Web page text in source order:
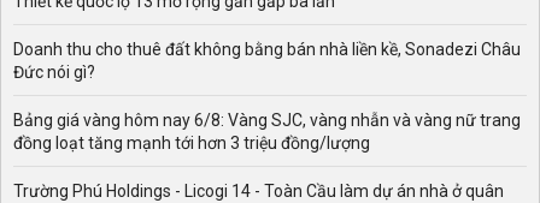
Doanh thu cho thuê đất không bằng bán nhà liền kề, Sonadezi Châu
Đức nói gì?
Bảng giá vàng hôm nay 6/8: Vàng SJC, vàng nhẫn và vàng nữ trang
đồng loạt tăng mạnh tới hơn 3 triệu đồng/lượng
Trường Phú Holdings - Licogi 14 - Toàn Cầu làm dự án nhà ở quân